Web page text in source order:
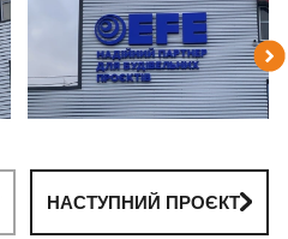
НАСТУПНИЙ ПРОЄКТ